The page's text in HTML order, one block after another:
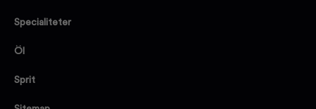
Specialiteter
Öl
Sprit